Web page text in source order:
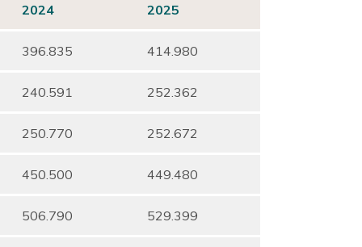
2024 2025
396.835 414.980
240.591 252.362
250.770 252.672
450.500 449.480
506.790 529.399